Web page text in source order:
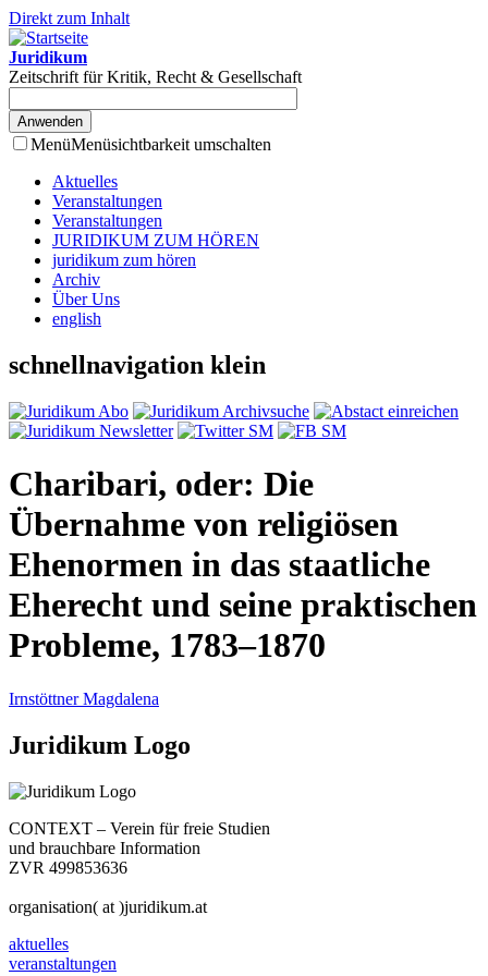
Direkt zum Inhalt
Juridikum
Zeitschrift für Kritik, Recht & Gesellschaft
MenüMenüsichtbarkeit umschalten
Aktuelles
Veranstaltungen
Veranstaltungen
JURIDIKUM ZUM HÖREN
juridikum zum hören
Archiv
Über Uns
english
schnellnavigation klein
Charibari, oder: Die
Übernahme von religiösen
Ehenormen in das staatliche
Eherecht und seine praktischen
Probleme, 1783–1870
Irnstöttner Magdalena
Juridikum Logo
CONTEXT – Verein für freie Studien
und brauchbare Information
ZVR 499853636
organisation( at )juridikum.at
aktuelles
veranstaltungen